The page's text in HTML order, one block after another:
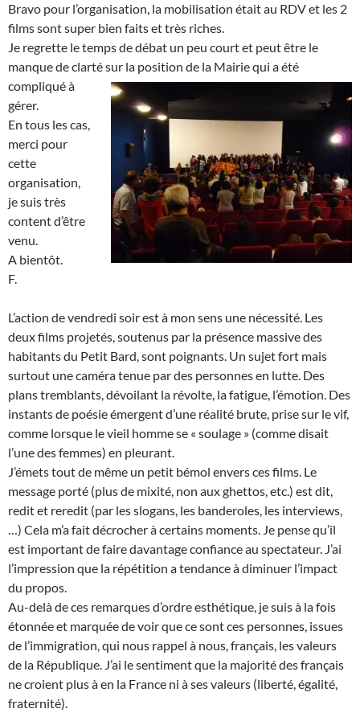
Bravo pour l’organisation, la mobilisation était au RDV et les 2
films sont super bien faits et très riches.
Je regrette le temps de débat un peu court et peut être le
manque de clarté sur la position de la Mairie qui a été
compliquéà
gérer.
En tous les cas,
merci pour
cette
organisation,
je suis très
content d’être
venu.
A bientôt.
F.
L’action de vendredi soir est à mon sens une nécessité. Les
deux films projetés, soutenus par la présence massive des
habitants du Petit Bard, sont poignants. Un sujet fort mais
surtout une caméra tenue par des personnes en lutte. Des
plans tremblants, dévoilant la révolte, la fatigue, l’émotion. Des
instants de poésie émergent d’une réalité brute, prise sur le vif,
comme lorsque le vieil homme se « soulage » (comme disait
l’une des femmes) en pleurant.
J’émets tout de même un petit bémol envers ces films. Le
message porté (plus de mixité, non aux ghettos, etc.) est dit,
redit et reredit (par les slogans, les banderoles, les interviews,
…) Cela m’a fait décrocher à certains moments. Je pense qu’il
est important de faire davantage confiance au spectateur. J’ai
l’impression que la répétition a tendance à diminuer l’impact
du propos.
Au-delà de ces remarques d’ordre esthétique, je suis à la fois
étonnée et marquée de voir que ce sont ces personnes, issues
de l’immigration, qui nous rappel à nous, français, les valeurs
de la République. J’ai le sentiment que la majorité des français
ne croient plus à en la France ni à ses valeurs (liberté, égalité,
fraternité).